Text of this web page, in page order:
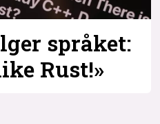
språket:
Rust!»